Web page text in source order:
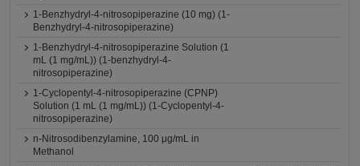
1-Benzhydryl-4-nitrosopiperazine (10 mg) (1-
Benzhydryl-4-nitrosopiperazine)
1-Benzhydryl-4-nitrosopiperazine Solution (1
mL (1 mg/mL)) (1-benzhydryl-4-
nitrosopiperazine)
1-Cyclopentyl-4-nitrosopiperazine (CPNP)
Solution (1 mL (1 mg/mL)) (1-Cyclopentyl-4-
nitrosopiperazine)
n-Nitrosodibenzylamine, 100 μg/mL in
Methanol